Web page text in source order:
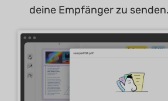
deine Empfänger zu senden.